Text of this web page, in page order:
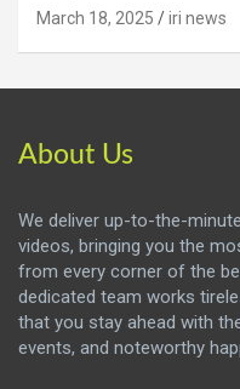
March 18, 2025 iri news
About Us
We deliver up-to-the-
videos, bringing you the
from every corner of the
dedicated team works
that you stay ahead with
events, and noteworthy